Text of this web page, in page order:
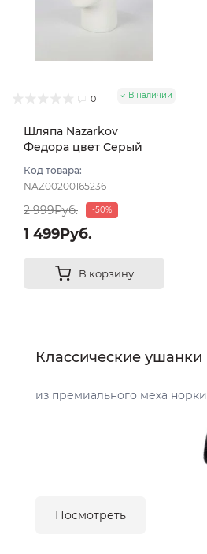
0 В наличии
Шляпа Nazarkov
Федора цвет Серый
Код товара:
NAZ00200165236
2 999Руб. -50%
1 499Руб.
В корзину
Классические ушанки
из премиального меха норки
Посмотреть